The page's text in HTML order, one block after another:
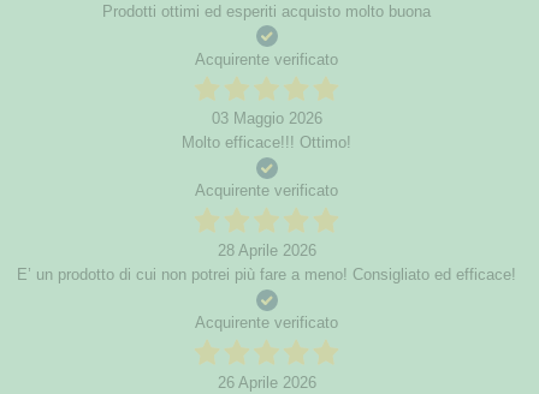
Prodotti ottimi ed esperiti acquisto molto buona
Acquirente verificato
03 Maggio 2026
Molto efficace!!! Ottimo!
Acquirente verificato
28 Aprile 2026
E’ un prodotto di cui non potrei più fare a meno! Consigliato ed efficace!
Acquirente verificato
26 Aprile 2026